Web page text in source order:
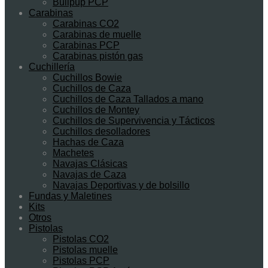
Bullpup PCP
Carabinas
Carabinas CO2
Carabinas de muelle
Carabinas PCP
Carabinas pistón gas
Cuchillería
Cuchillos Bowie
Cuchillos de Caza
Cuchillos de Caza Tallados a mano
Cuchillos de Montey
Cuchillos de Supervivencia y Tácticos
Cuchillos desolladores
Hachas de Caza
Machetes
Navajas Clásicas
Navajas de Caza
Navajas Deportivas y de bolsillo
Fundas y Maletines
Kits
Otros
Pistolas
Pistolas CO2
Pistolas muelle
Pistolas PCP